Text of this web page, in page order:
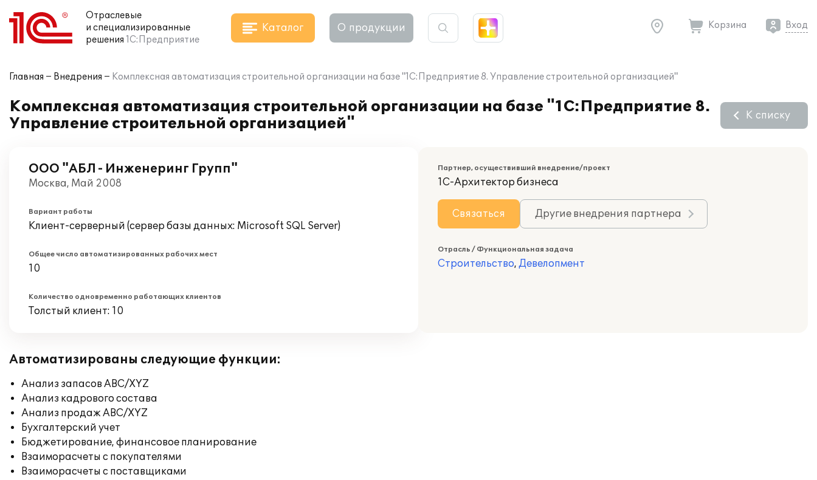
Отраслевые
и специализированные
решения 1С:Предприятие
Каталог О продукции Корзина Вход
Главная Внедрения Комплексная автоматизация строительной организации на базе "1С:Предприятие 8. Управление строительной организацией"
Комплексная автоматизация строительной организации на базе "1С:Предприятие 8.
Управление строительной организацией"
К списку
ООО "АБЛ - Инженеринг Групп"
Москва, Май 2008
Вариант работы
Клиент-серверный (сервер базы данных: Microsoft SQL Server)
Общее число автоматизированных рабочих мест
10
Количество одновременно работающих клиентов
Толстый клиент: 10
Партнер, осуществивший внедрение/проект
1С-Архитектор бизнеса
Связаться Другие внедрения партнера
Отрасль / Функциональная задача
Строительство, Девелопмент
Автоматизированы следующие функции:
Анализ запасов ABC/XYZ
Анализ кадрового состава
Анализ продаж ABC/XYZ
Бухгалтерский учет
Бюджетирование, финансовое планирование
Взаиморасчеты с покупателями
Взаиморасчеты с поставщиками